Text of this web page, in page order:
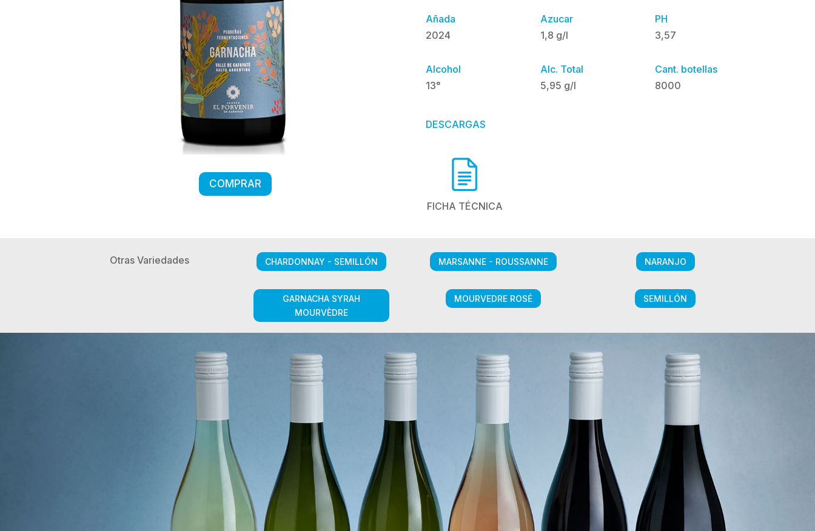
COMPRAR
Añada
2024
Alcohol
13°
Azucar
1,8 g/l
Alc. Total
5,95 g/l
PH
3,57
Cant. botellas
8000
DESCARGAS
FICHA TÉCNICA
Otras Variedades CHARDONNAY - SEMILLÓN
GARNACHA SYRAH
MOURVÈDRE
MARSANNE - ROUSSANNE
MOURVEDRE ROSÉ
NARANJO
SEMILLÓN